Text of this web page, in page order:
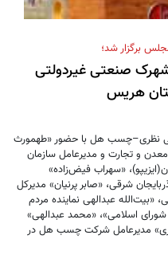
برگزار شد؛
شهرک صنعتی غیردولتی
هریس
نظری–چسب هل با حضور «طهمورث
و تجارت و مدیرعامل سازمان
«سهراب فیض‌زاده»
شرقی، «صابر پرنیان» مدیرکل
عبدالهی نماینده مردم
اسلامی»، «محمد عبدالهی»
مدیرعامل شرکت چسب هل در